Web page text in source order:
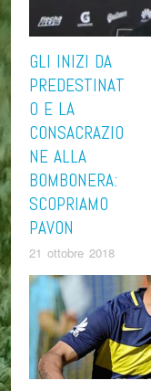
GLI INIZI DA
PREDESTINAT
O E LA
CONSACRAZIO
NE ALLA
BOMBONERA:
SCOPRIAMO
PAVON
21 ottobre 2018